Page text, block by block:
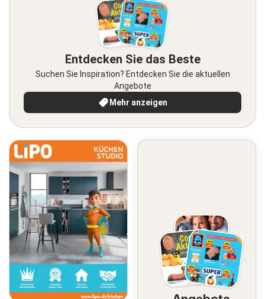
Entdecken Sie das Beste
Suchen Sie Inspiration? Entdecken Sie die aktuellen
Angebote
Mehr anzeigen